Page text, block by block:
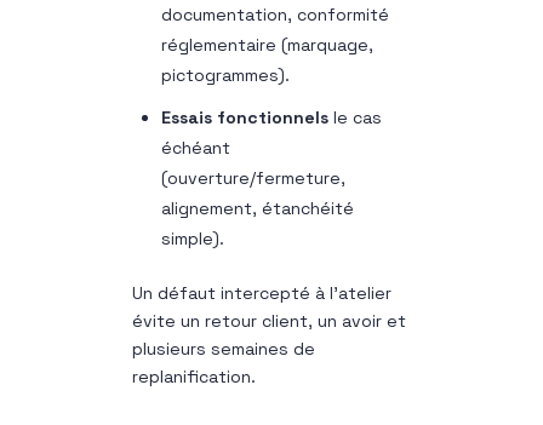
documentation, conformité
réglementaire (marquage,
pictogrammes).
Essais fonctionnels le cas
échéant
(ouverture/fermeture,
alignement, étanchéité
simple).
Un défaut intercepté à l’atelier
évite un retour client, un avoir et
plusieurs semaines de
replanification.